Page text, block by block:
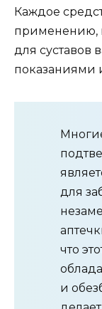
Каждое
применению,
для суставов
показаниями
для
что
и